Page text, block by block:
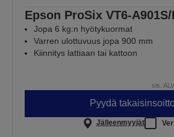
Epson ProSix VT6-A901S/
Jopa 6 kg:n hyötykuormat
Varren ulottuvuus jopa 900 mm
Kiinnitys lattiaan tai kattoon
sis.
Pyydä
Jälleenmyyjät